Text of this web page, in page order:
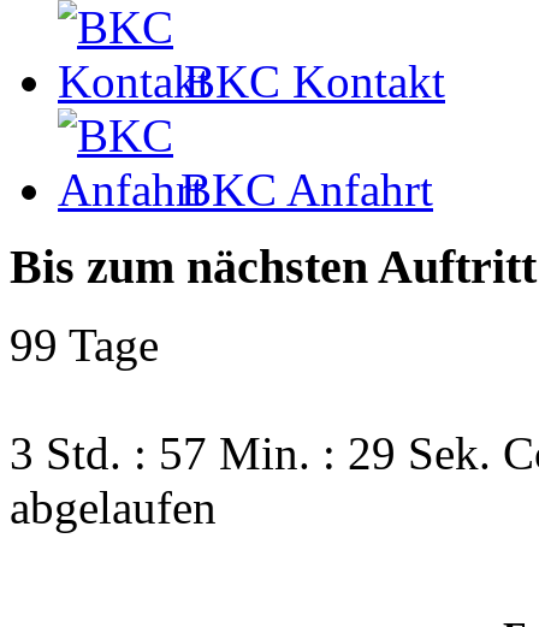
BKC Kontakt
BKC Anfahrt
Bis zum nächsten
99 Tage
3 Std. : 57 Min. : 28 Sek.
abgelaufen